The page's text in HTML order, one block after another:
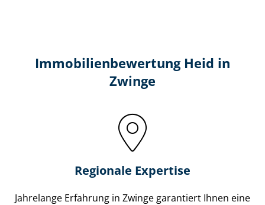
Immobilien­bewertung Heid in
Zwinge
Regionale Expertise
Jahrelange Erfahrung in Zwinge garantiert Ihnen eine